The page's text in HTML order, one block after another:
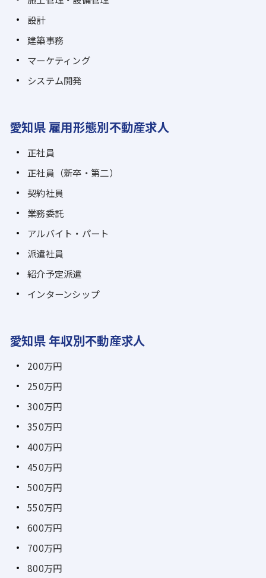
設計
建築事務
マーケティング
システム開発
愛知県 雇用形態別不動産求人
正社員
正社員（新卒・第二）
契約社員
業務委託
アルバイト・パート
派遣社員
紹介予定派遣
インターンシップ
愛知県 年収別不動産求人
200万円
250万円
300万円
350万円
400万円
450万円
500万円
550万円
600万円
700万円
800万円